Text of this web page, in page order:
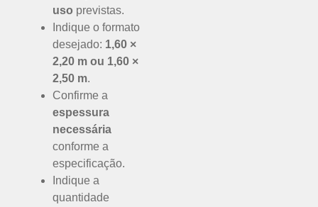
uso previstas.
Indique o formato
desejado: 1,60 ×
2,20 m ou 1,60 ×
2,50 m.
Confirme a
espessura
necessária
conforme a
especificação.
Indique a
quantidade